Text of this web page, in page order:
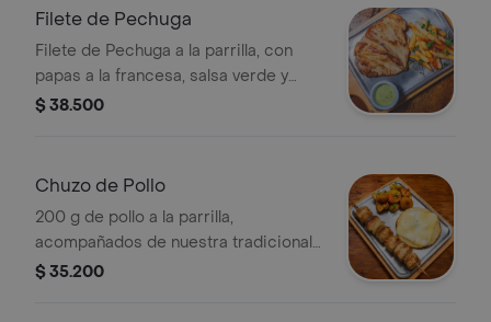
Filete de Pechuga
Filete de Pechuga a la parrilla, con
papas a la francesa, salsa verde y
ensalada a elección.
$ 38.500
Chuzo de Pollo
200 g de pollo a la parrilla,
acompañados de nuestra tradicional
arepa con quesillo fundido, papas
$ 35.200